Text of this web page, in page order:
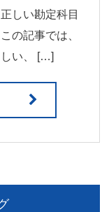
しい勘定科目
の記事では、
い、 […]